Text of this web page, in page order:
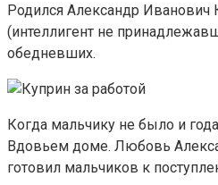
Родился Александр Иванович
(интеллигент не
обедневших.
Когда мальчику не было и
Вдовьем доме. Любовь
готовил мальчиков к